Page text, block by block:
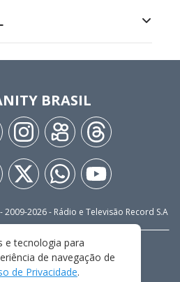
BRASIL
2009-2026- Rádio e Televisão Record S.A
CONOSCO
PRIVACIDADE
CONDIÇÕES DE USO
e tecnologia para
de navegação de
de Privacidade.